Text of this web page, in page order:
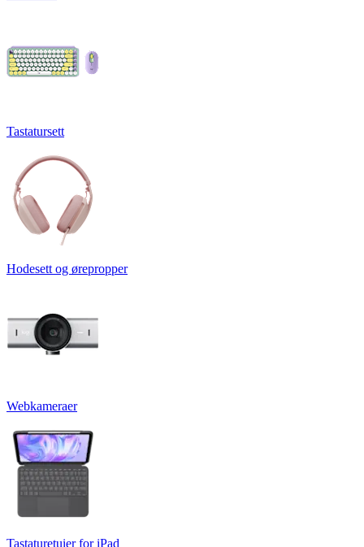
Tastatursett
Hodesett og ørepropper
Webkameraer
Tastaturetuier for iPad